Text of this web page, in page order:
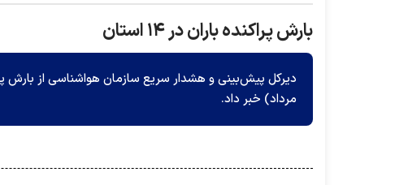
بارش پراکنده باران در ۱۴ استان
مرداد) خبر داد.